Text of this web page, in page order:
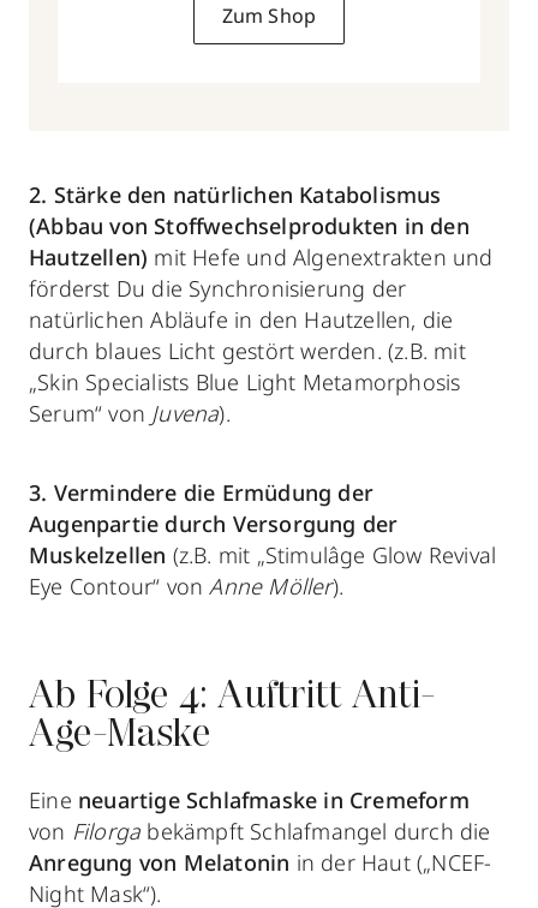
Zum Shop
2. Stärke den natürlichen Katabolismus
(Abbau von Stoffwechselprodukten in den
Hautzellen) mit Hefe und Algenextrakten und
förderst Du die Synchronisierung der
natürlichen Abläufe in den Hautzellen, die
durch blaues Licht gestört werden. (z.B. mit
„Skin Specialists Blue Light Metamorphosis
Serum“ von Juvena).
3. Vermindere die Ermüdung der
Augenpartie durch Versorgung der
Muskelzellen (z.B. mit „Stimulâge Glow Revival
Eye Contour“ vonAnne Möller).
Ab Folge 4: Auftritt Anti-
Age-Maske
Eine neuartige Schlafmaske in Cremeform
von Filorga bekämpft Schlafmangel durch die
Anregung von Melatonin in der Haut („NCEF-
Night Mask“).